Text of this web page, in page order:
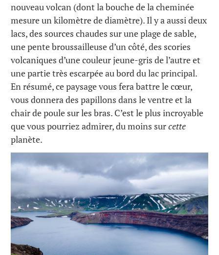
nouveau volcan (dont la bouche de la cheminée
mesure un kilomètre de diamètre). Il y a aussi deux
lacs, des sources chaudes sur une plage de sable,
une pente broussailleuse d’un côté, des scories
volcaniques d’une couleur jeune-gris de l’autre et
une partie très escarpée au bord du lac principal.
En résumé, ce paysage vous fera battre le cœur,
vous donnera des papillons dans le ventre et la
chair de poule sur les bras. C’est le plus incroyable
que vous pourriez admirer, du moins surcette
planète.